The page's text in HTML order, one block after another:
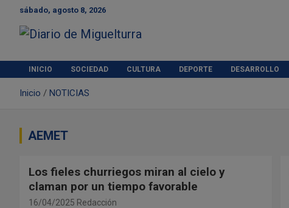
sábado, agosto 8, 2026
Diario de Miguelturra
INICIO SOCIEDAD CULTURA DEPORTE DESARROLLO
Inicio NOTICIAS
AEMET
Los fieles churriegos miran al cielo y
claman por un tiempo favorable
16/04/2025 Redacción